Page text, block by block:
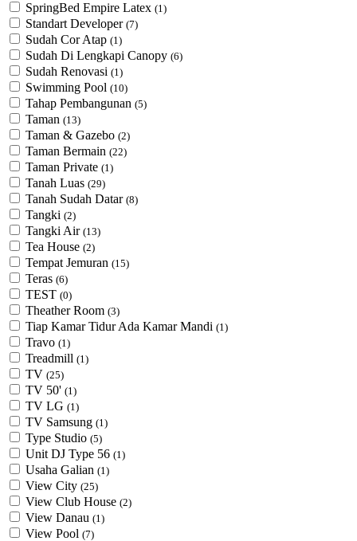
SpringBed Empire Latex (1)
Standart Developer (7)
Sudah Cor Atap (1)
Sudah Di Lengkapi Canopy (6)
Sudah Renovasi (1)
Swimming Pool (10)
Tahap Pembangunan (5)
Taman (13)
Taman & Gazebo (2)
Taman Bermain (22)
Taman Private (1)
Tanah Luas (29)
Tanah Sudah Datar (8)
Tangki (2)
Tangki Air (13)
Tea House (2)
Tempat Jemuran (15)
Teras (6)
TEST (0)
Theather Room (3)
Tiap Kamar Tidur Ada Kamar Mandi (1)
Travo (1)
Treadmill (1)
TV (25)
TV 50' (1)
TV LG (1)
TV Samsung (1)
Type Studio (5)
Unit DJ Type 56 (1)
Usaha Galian (1)
View City (25)
View Club House (2)
View Danau (1)
View Pool (7)